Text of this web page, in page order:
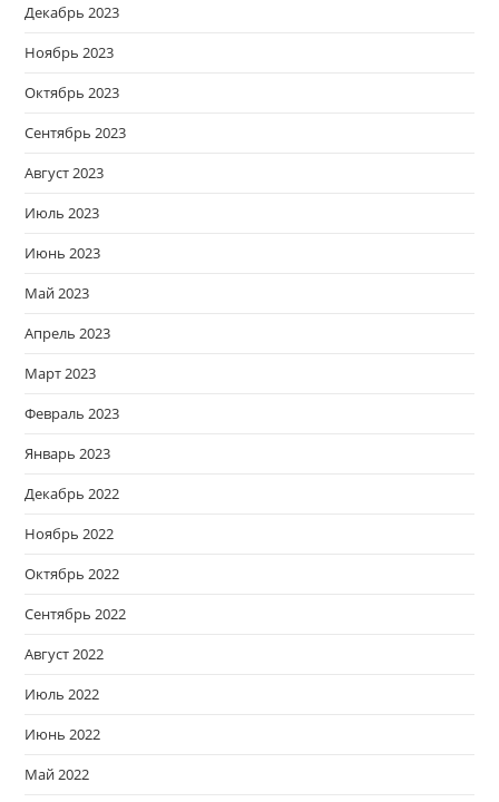
Декабрь 2023
Ноябрь 2023
Октябрь 2023
Сентябрь 2023
Август 2023
Июль 2023
Июнь 2023
Май 2023
Апрель 2023
Март 2023
Февраль 2023
Январь 2023
Декабрь 2022
Ноябрь 2022
Октябрь 2022
Сентябрь 2022
Август 2022
Июль 2022
Июнь 2022
Май 2022